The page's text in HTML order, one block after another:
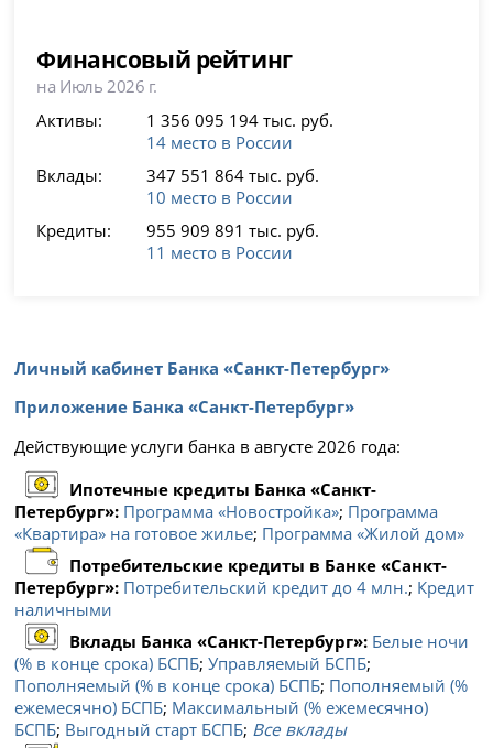
Финансовый рейтинг
на Июль 2026 г.
Активы:
1 356 095 194 тыс. руб.
14 место в России
Вклады:
347 551 864 тыс. руб.
10 место в России
Кредиты:
955 909 891 тыс. руб.
11 место в России
Личный кабинет Банка «Санкт-Петербург»
Приложение Банка «Санкт-Петербург»
Действующие услуги банка в августе 2026 года:
Ипотечные кредиты Банка «Санкт-
Петербург»: Программа «Новостройка»; Программа
«Квартира» на готовое жилье; Программа «Жилой дом»
Потребительские кредиты в Банке «Санкт-
Петербург»: Потребительский кредит до 4 млн.; Кредит
наличными
Вклады Банка «Санкт-Петербург»: Белые ночи
(% в конце срока) БСПБ;Управляемый БСПБ;
Пополняемый (% в конце срока) БСПБ; Пополняемый (%
ежемесячно) БСПБ; Максимальный (% ежемесячно)
БСПБ; Выгодный старт БСПБ; Все вклады